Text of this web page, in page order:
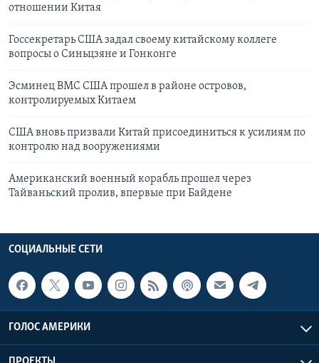
отношении Китая
Госсекретарь США задал своему китайскому коллеге
вопросы о Синьцзяне и Гонконге
Эсминец ВМС США прошел в районе островов,
контролируемых Китаем
США вновь призвали Китай присоединиться к усилиям по
контролю над вооружениями
Американский военный корабль прошел через
Тайваньский пролив, впервые при Байдене
СОЦИАЛЬНЫЕ СЕТИ
ГОЛОС АМЕРИКИ